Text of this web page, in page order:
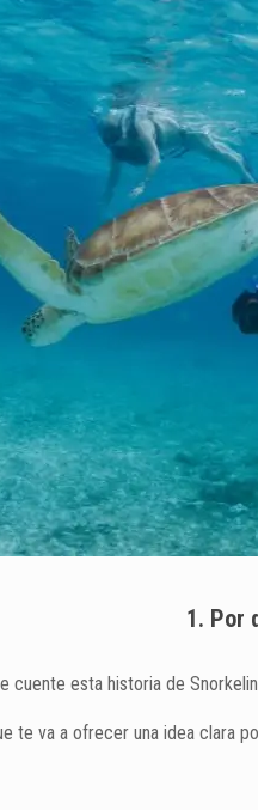
1. Por
cuente esta historia de
te va a ofrecer una idea clara